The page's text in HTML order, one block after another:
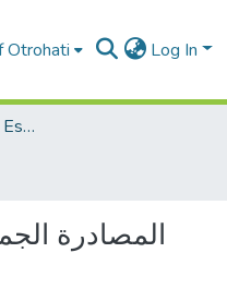
Otrohati Log In
Université Abdelmalek Essaâdi - Tétouan
المصادرة